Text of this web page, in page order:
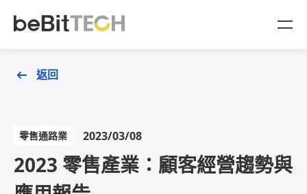
AgentBit
OMO 一站式整合
CDP 顧客數據平台
OMO 零售門市通路產業
顧問服務
返回
零售通路業 2023/03/08
2023 零售產業：顧客經營趨勢與